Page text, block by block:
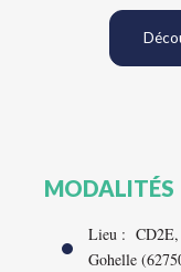
MODALITÉS
Lieu : CD2E,
Gohelle